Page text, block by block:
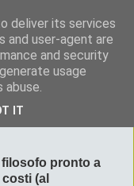
filosofo pronto a
(al
deliver its services
and user-agent are
and security
usage
IT